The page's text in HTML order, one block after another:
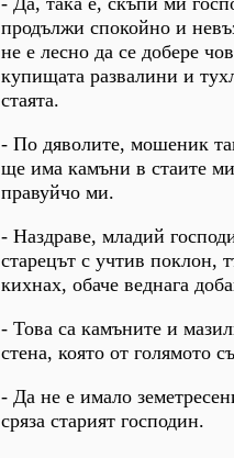
продължи спокойно и
не е лесно да се добере
купищата развалини и
стаята.
- По дяволите, мошеник
ще има камъни в стаите
правуйчо ми.
- Наздраве, младий
старецът с учтив поклон,
кихнах, обаче веднага
- Това са камъните и
стена, която от голямото
- Да не е имало
сряза старият господин.